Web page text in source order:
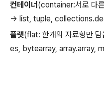
컨테이너 (container:서로 다
-> list, tuple,
플랫(flat: 한개의 자료형만
es, bytearray, array.array,